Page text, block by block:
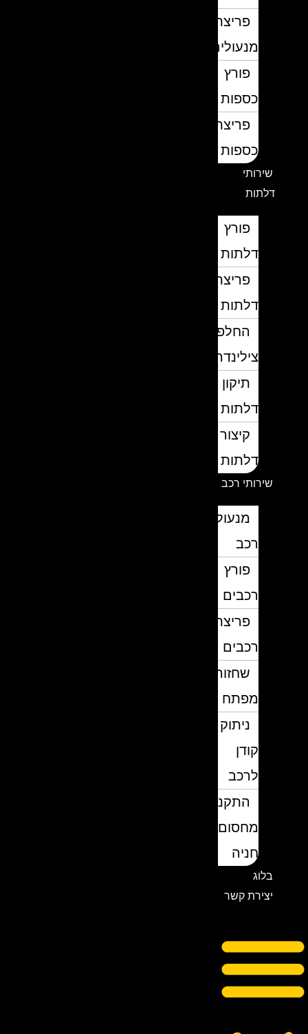
פריצת
מנעולים
פורץ
כספות
פריצת
כספות
שירותי
דלתות
פורץ
דלתות
פריצת
דלתות
החלפת
צילינדרים
תיקון
דלתות
קיצור
דלתות
שירותי רכב
מנעולן
פורץ
רכבים
פריצת
רכבים
שחזור
מפתח
ניתוק
לרכב
התקנת
מחסום
חניה
יצירת קשר